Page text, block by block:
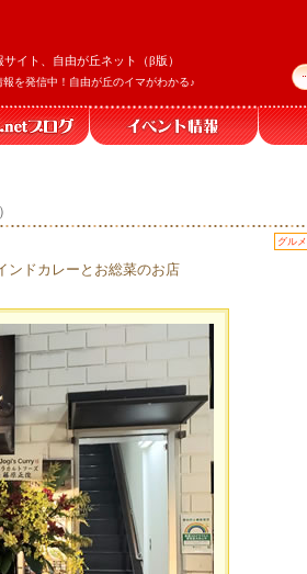
イト、自由が丘ネット（β版）
を発信中！自由が丘のイマがわかる♪
グルメ
ンドカレーとお総菜のお店